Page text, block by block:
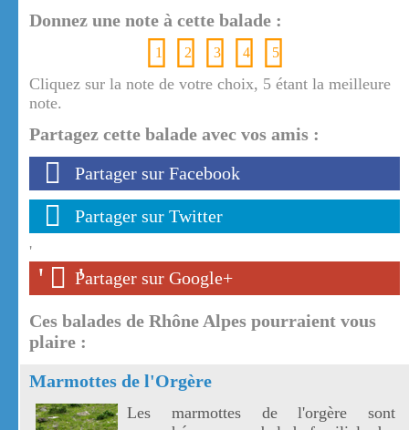
Donnez une note à cette balade :
1 2 3 4 5
Cliquez sur la note de votre choix, 5 étant la meilleure
note.
Partagez cette balade avec vos amis :
Partager sur Facebook
Partager sur Twitter
'
' '
Partager sur Google+
Ces balades de Rhône Alpes pourraient vous
plaire :
Marmottes de l'Orgère
Les marmottes de l'orgère sont